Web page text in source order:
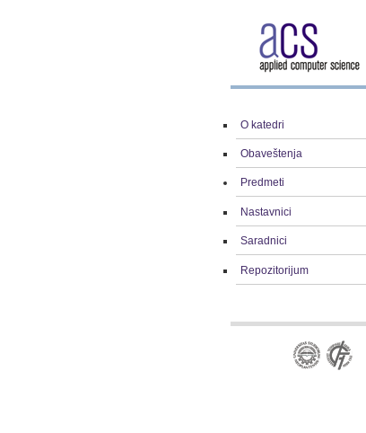
O katedri
Obaveštenja
Predmeti
Nastavnici
Saradnici
Repozitorijum